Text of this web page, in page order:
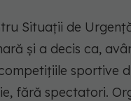
Situații de
și a decis ca,
sportive
fără spectatori.